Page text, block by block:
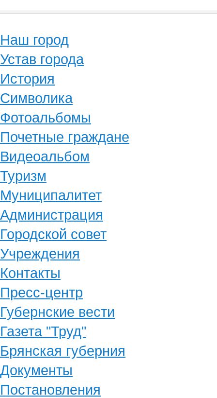
Наш город
Устав города
История
Символика
Фотоальбомы
Почетные граждане
Видеоальбом
Туризм
Муниципалитет
Администрация
Городской совет
Учреждения
Контакты
Пресс-центр
Губернские вести
Газета "Труд"
Брянская губерния
Документы
Постановления